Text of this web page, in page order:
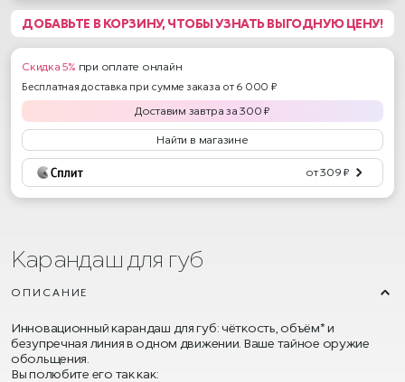
ДОБАВЬТЕ В КОРЗИНУ, ЧТОБЫ УЗНАТЬ ВЫГОДНУЮ ЦЕНУ!
Скидка 5% при оплате онлайн
Бесплатная доставка при сумме заказа от 6 000 ₽
Доставим завтра за300 ₽
Найти в магазине
от 309 ₽
Карандаш для губ
ОПИСАНИЕ
Инновационный карандаш для губ: чёткость, объём* и
безупречная линия в одном движении. Ваше тайное оружие
обольщения.
Вы полюбите его так как: